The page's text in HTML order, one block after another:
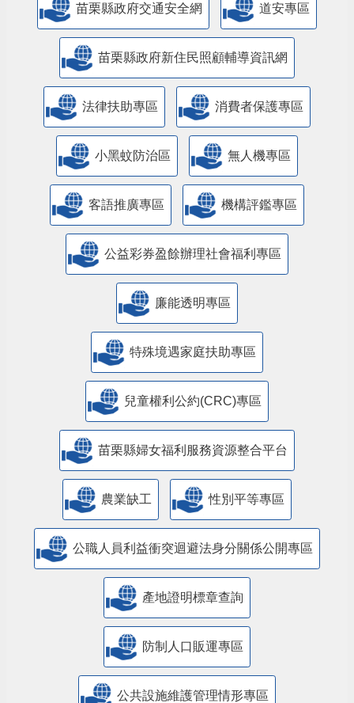
苗栗縣政府交通安全網 道安專區
苗栗縣政府新住民照顧輔導資訊網
法律扶助專區 消費者保護專區
小黑蚊防治區 無人機專區
客語推廣專區 機構評鑑專區
公益彩券盈餘辦理社會福利專區
廉能透明專區
特殊境遇家庭扶助專區
兒童權利公約(CRC)專區
苗栗縣婦女福利服務資源整合平台
農業缺工 性別平等專區
公職人員利益衝突迴避法身分關係公開專區
產地證明標章查詢
防制人口販運專區
​公共設施維護管理情形專區